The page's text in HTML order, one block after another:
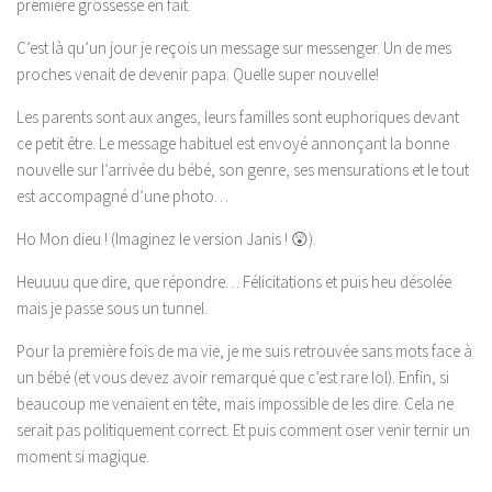
première grossesse en fait.
C’est là qu’un jour je reçois un message sur messenger. Un de mes
proches venait de devenir papa. Quelle super nouvelle!
Les parents sont aux anges, leurs familles sont euphoriques devant
ce petit être. Le message habituel est envoyé annonçant la bonne
nouvelle sur l’arrivée du bébé, son genre, ses mensurations et le tout
est accompagné d’une photo…
Ho Mon dieu ! (Imaginez le version Janis ! 😲).
Heuuuu que dire, que répondre… Félicitations et puis heu désolée
mais je passe sous un tunnel.
Pour la première fois de ma vie, je me suis retrouvée sans mots face à
un bébé (et vous devez avoir remarqué que c’est rare lol). Enfin, si
beaucoup me venaient en tête, mais impossible de les dire. Cela ne
serait pas politiquement correct. Et puis comment oser venir ternir un
moment si magique.